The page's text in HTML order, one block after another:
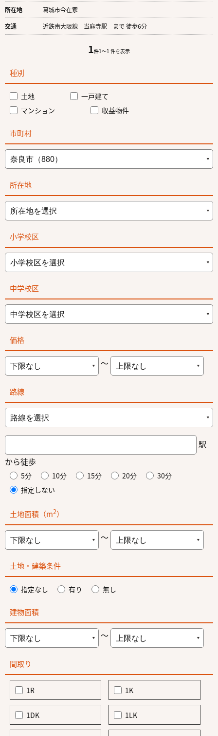
所在地
葛城市今在家
交通
近鉄南大阪線 当麻寺駅 まで 徒歩6分
1件1〜1 件を表示
種別
土地
一戸建て
マンション
収益物件
市町村
所在地
小学校区
中学校区
価格
～
路線
駅
から徒歩
5分 10分 15分 20分
30分
指定しない
土地面積（m2）
～
土地・建築条件
指定なし 有り 無し
建物面積
～
間取り
1R 1K
1DK 1LK